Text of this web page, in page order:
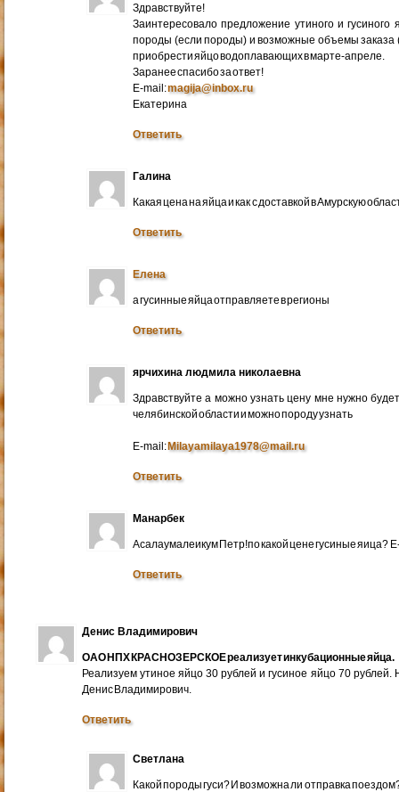
Здравствуйте!
Заинтересовало предложение утиного и
породы (если породы) и возможные объемы заказа
приобрести яйцо водоплавающих в марте-апреле.
Заранее спасибо за ответ!
E-mail:magija@inbox.ru
Екатерина
Ответить
Галина
Какая цена на яйца и как с доставкой в Амурскую
Ответить
Елена
а гусинные яйца отправляете в регионы
Ответить
ярчихина людмила николаевна
Здравствуйте а можно узнать цену мне нужно
челябинской области и можно породу узнать
E-mail:Milayamilaya1978@mail.ru
Ответить
Манарбек
Асалаумалеикум Петр!по какой цене гусиные яица?
Ответить
Денис Владимирович
ОАО НПХ КРАСНОЗЕРСКОЕ реализует инкубационные яйца.
Реализуем утиное яйцо 30 рублей и гусиное яйцо 70
Денис Владимирович.
Ответить
Светлана
Какой породы гуси? И возможна ли отправка